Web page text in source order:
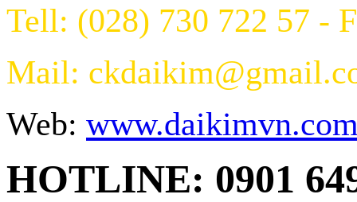
Tell: (028) 730 722 57 -
Mail:
Web:
HOTLINE: 0901